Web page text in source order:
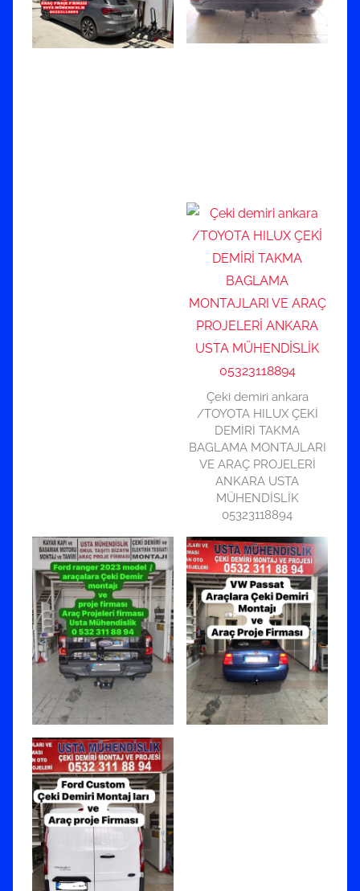
Çeki demiri ankara
/TOYOTA HILUX ÇEKİ
DEMİRİ TAKMA
BAGLAMA MONTAJLARI
VE ARAÇ PROJELERİ
ANKARA USTA
MÜHENDİSLİK
05323118894